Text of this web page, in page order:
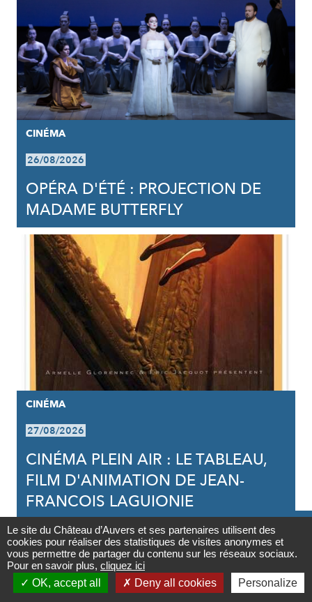
Contact

Newsletter
CINÉMA
26/08/2026
OPÉRA D'ÉTÉ : PROJECTION DE
MADAME BUTTERFLY
CINÉMA
27/08/2026
CINÉMA PLEIN AIR : LE TABLEAU,
FILM D'ANIMATION DE JEAN-
FRANCOIS LAGUIONIE
Le site du Château d’Auvers et ses partenaires utilisent des
cookies pour réaliser des statistiques de visites anonymes et
vous permettre de partager du contenu sur les réseaux sociaux.
Pour en savoir plus, cliquez ici
OK, accept all
Deny all cookies Personalize